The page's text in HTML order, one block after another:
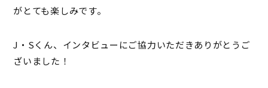
がとても楽しみです。
J・Sくん、インタビューにご協力いただきありがとうご
ざいました！